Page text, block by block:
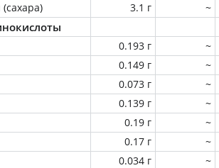
3.1 г ~
0.193 г
~
0.149 г
~
0.073 г
~
0.139 г
~
0.19 г
~
0.17 г
~
0.034 г
~